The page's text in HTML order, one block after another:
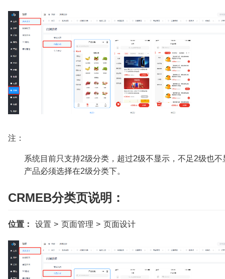
注：
系统目前只支持2级分类，超过2级不显示，不足2级也不
产品必须选择在2级分类下。
CRMEB分类页说明：
位置： 设置 > 页面管理 > 页面设计